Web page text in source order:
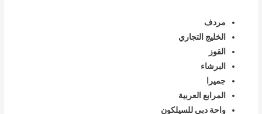
مردف
الخليج التجاري
القوز
البرشاء
جميرا
المرابع العربية
واحة دبي للسيلكون